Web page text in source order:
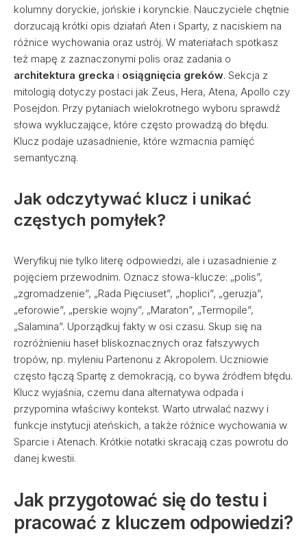
kolumny doryckie, jońskie i korynckie. Nauczyciele chętnie
dorzucają krótki opis działań Aten i Sparty, z naciskiem na
różnice wychowania oraz ustrój. W materiałach spotkasz
też mapę z zaznaczonymi polis oraz zadania o
architektura grecka i osiągnięcia greków. Sekcja z
mitologią dotyczy postaci jak Zeus, Hera, Atena, Apollo czy
Posejdon. Przy pytaniach wielokrotnego wyboru sprawdź
słowa wykluczające, które często prowadzą do błędu.
Klucz podaje uzasadnienie, które wzmacnia pamięć
semantyczną.
Jak odczytywać klucz i unikać
częstych pomyłek?
Weryfikuj nie tylko literę odpowiedzi, ale i uzasadnienie z
pojęciem przewodnim. Oznacz słowa-klucze: „polis”,
„zgromadzenie”, „Rada Pięciuset”, „hoplici”, „geruzja”,
„eforowie”, „perskie wojny”, „Maraton”, „Termopile”,
„Salamina”. Uporządkuj fakty w osi czasu. Skup się na
rozróżnieniu haseł bliskoznacznych oraz fałszywych
tropów, np. myleniu Partenonu z Akropolem. Uczniowie
często łączą Spartę z demokracją, co bywa źródłem błędu.
Klucz wyjaśnia, czemu dana alternatywa odpada i
przypomina właściwy kontekst. Warto utrwalać nazwy i
funkcje instytucji ateńskich, a także różnice wychowania w
Sparcie i Atenach. Krótkie notatki skracają czas powrotu do
danej kwestii.
Jak przygotować się do testu i
pracować z kluczem odpowiedzi?